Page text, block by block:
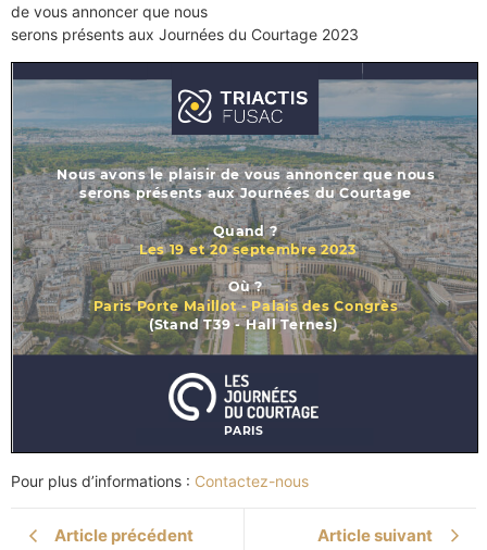
de vous annoncer que nous
serons présents aux Journées du Courtage 2023
Pour plus d’informations : Contactez-nous
Article précédent Article suivant